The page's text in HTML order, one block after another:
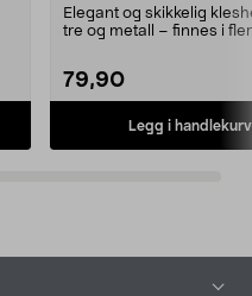
Elegant og skikkelig
tre og metall – finnes i
79,90
Legg i handlekurv